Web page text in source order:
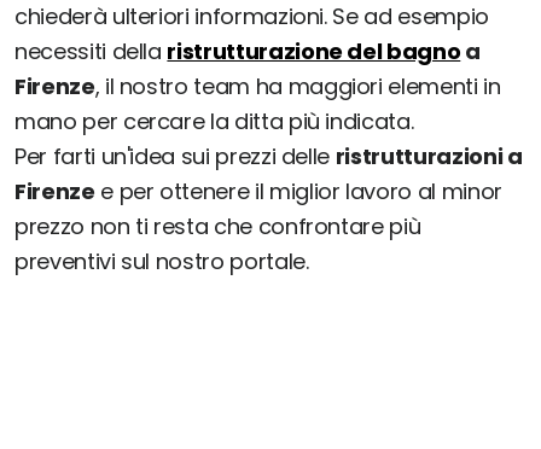
chiederà ulteriori informazioni. Se ad esempio
necessiti della ristrutturazione del bagno a
Firenze, il nostro team ha maggiori elementi in
mano per cercare la ditta più indicata.
Per farti un'idea sui prezzi delle ristrutturazioni a
Firenze e per ottenere il miglior lavoro al minor
prezzo non ti resta che confrontare più
preventivi sul nostro portale.